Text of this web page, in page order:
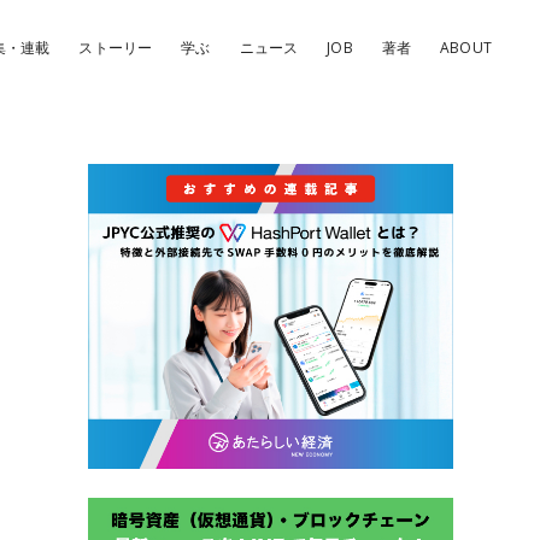
・連載 ストーリー 学ぶ ニュース JOB 著者 ABOUT